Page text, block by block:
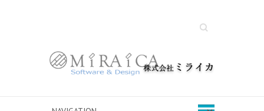
Search